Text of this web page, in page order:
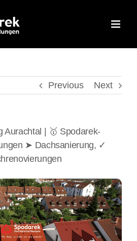
Previous Next
Aurachtal | 🥇 Spodarek-
➤ Dachsanierung, ✓